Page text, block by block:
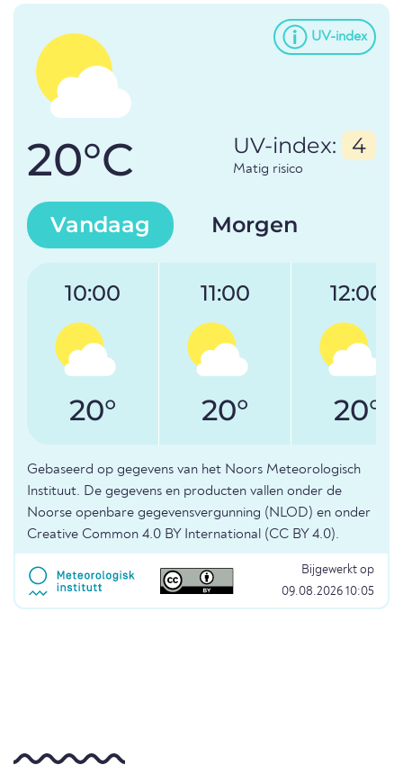
UV-index
20°C UV-index: 4
Matig risico
Vandaag Morgen
10:00
20°
11:00
20°
12:00
20°
Gebaseerd op gegevens van het Noors Meteorologisch
Instituut. De gegevens en producten vallen onder de
Noorse openbare gegevensvergunning (NLOD) en onder
Creative Common 4.0 BY International (CC BY 4.0).
Bijgewerkt op
09.08.2026 10:05